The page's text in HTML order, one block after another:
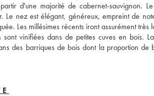
d'une majorité de cabernet-sauvignon.
nez est élégant, généreux, empreint de
Les millésimes récents iront assurément très
vinifiées dans de petites cuves en bois.
des barriques de bois dont la proportion de